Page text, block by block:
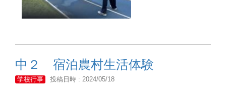
中２ 宿泊農村生活体験
学校行事 投稿日時 : 2024/05/18